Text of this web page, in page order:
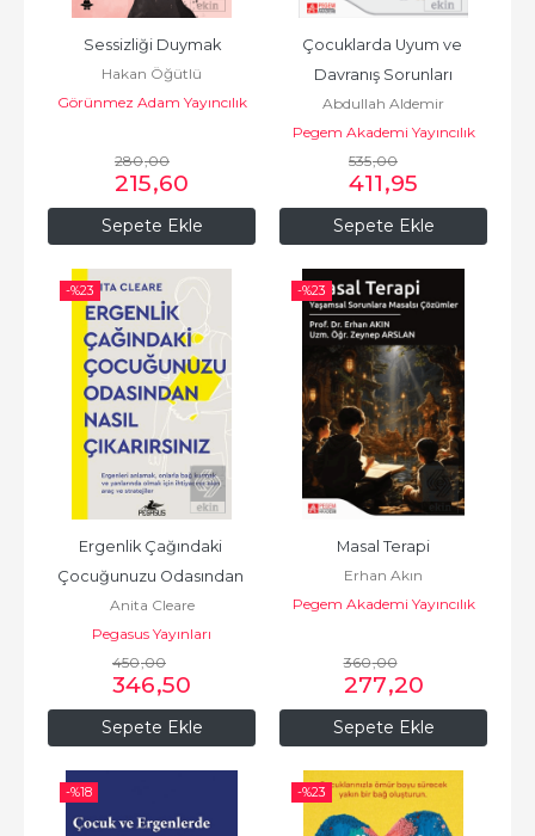
Sepete Ekle
Sessizliği Duymak
Hakan Öğütlü
Görünmez Adam Yayıncılık
280,00
215,60
Sepete Ekle
Çocuklarda Uyum ve
Davranış Sorunları
Abdullah Aldemir
Pegem Akademi Yayıncılık
535,00
411,95
-%23
Sepete Ekle
Ergenlik Çağındaki
Çocuğunuzu Odasından
Nasıl Çıkarırsınız
Anita Cleare
Pegasus Yayınları
450,00
346,50
-%23
Sepete Ekle
Masal Terapi
Erhan Akın
Pegem Akademi Yayıncılık
360,00
277,20
-%18 -%23